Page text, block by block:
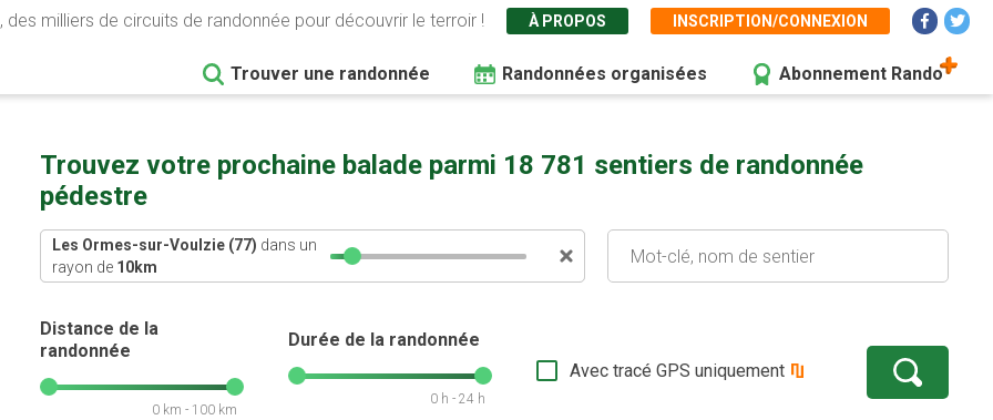
des milliers de circuits de randonnée pour découvrir le terroir ! À PROPOS INSCRIPTION/CONNEXION
Trouver une randonnée Randonnées organisées Abonnement Rando
Trouvez votre prochaine balade parmi 18 781 sentiers de randonnée
pédestre
Les Ormes-sur-Voulzie (77) dans un
rayon de 10km
Distance de la
randonnée
0 km - 100 km
Durée de la randonnée
0 h - 24 h
Avec tracé GPS uniquement